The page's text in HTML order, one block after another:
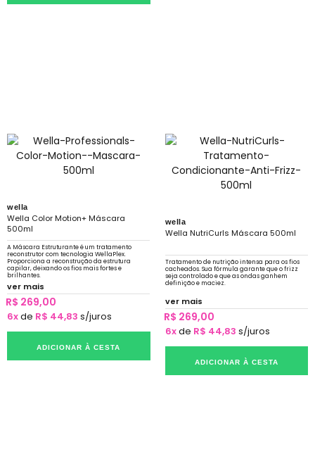
wella
Wella Color Motion+ Máscara
500ml
A Máscara Estruturante é um tratamento
reconstrutor com tecnologia WellaPlex.
Proporciona a reconstrução da estrutura
capilar, deixando os fios mais fortes e
brilhantes.
ver mais
R$ 269,00
6xde R$ 44,83 s/juros
ADICIONAR À CESTA
wella
Wella NutriCurls Máscara 500ml
Tratamento de nutrição intensa para os fios
cacheados. Sua fórmula garante que o frizz
seja controlado e que as ondas ganhem
definição e maciez.
ver mais
R$ 269,00
6xde R$ 44,83 s/juros
ADICIONAR À CESTA